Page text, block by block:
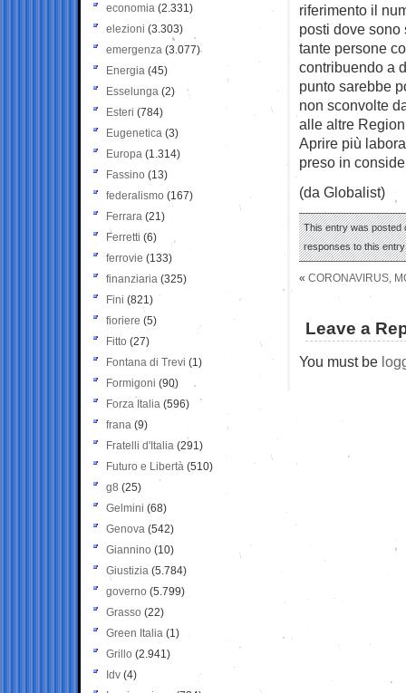
riferimento il
posti dove sono
tante persone
contribuendo a
punto sarebbe
non sconvolte
alle altre
Aprire più
preso in
(da Globalist)
This entry was posted
responses to this
« CORONAVIRUS,
Leave a
You must be
economia (2.331)
elezioni (3.303)
emergenza (3.077)
Energia (45)
Esselunga (2)
Esteri (784)
Eugenetica (3)
Europa (1.314)
Fassino (13)
federalismo (167)
Ferrara (21)
Ferretti (6)
ferrovie (133)
finanziaria (325)
Fini (821)
fioriere (5)
Fitto (27)
Fontana di Trevi (1)
Formigoni (90)
Forza Italia (596)
frana (9)
Fratelli d'Italia (291)
Futuro e Libertà (510)
g8 (25)
Gelmini (68)
Genova (542)
Giannino (10)
Giustizia (5.784)
governo (5.799)
Grasso (22)
Green Italia (1)
Grillo (2.941)
Idv (4)